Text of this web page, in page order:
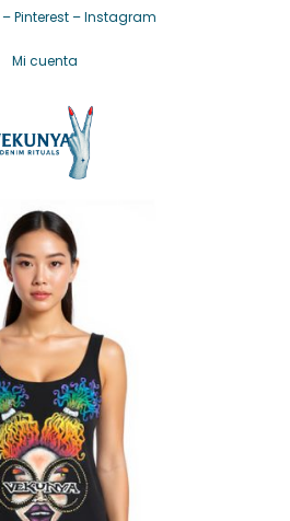
–Pinterest–Instagram
Mi cuenta